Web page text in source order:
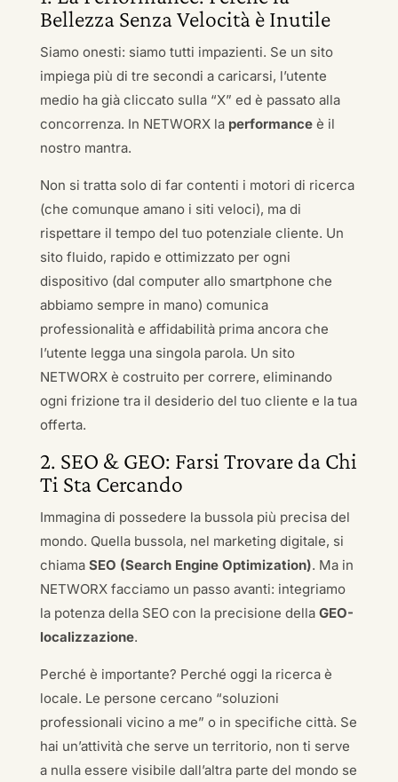
Bellezza Senza Velocità è Inutile
Siamo onesti: siamo tutti impazienti. Se un sito
impiega più di tre secondi a caricarsi, l’utente
medio ha già cliccato sulla “X” ed è passato alla
concorrenza. In NETWORX la performanceè il
nostro mantra.
Non si tratta solo di far contenti i motori di ricerca
(che comunque amano i siti veloci), ma di
rispettare il tempo del tuo potenziale cliente. Un
sito fluido, rapido e ottimizzato per ogni
dispositivo (dal computer allo smartphone che
abbiamo sempre in mano) comunica
professionalità e affidabilità prima ancora che
l’utente legga una singola parola. Un sito
NETWORX è costruito per correre, eliminando
ogni frizione tra il desiderio del tuo cliente e la tua
offerta.
2. SEO & GEO: Farsi Trovare da Chi
Ti Sta Cercando
Immagina di possedere la bussola più precisa del
mondo. Quella bussola, nel marketing digitale, si
chiama SEO (Search Engine Optimization). Ma in
NETWORX facciamo un passo avanti: integriamo
la potenza della SEO con la precisione della GEO-
localizzazione.
Perché è importante? Perché oggi la ricerca è
locale. Le persone cercano “soluzioni
professionali vicino a me” o in specifiche città. Se
hai un’attività che serve un territorio, non ti serve
a nulla essere visibile dall’altra parte del mondo se